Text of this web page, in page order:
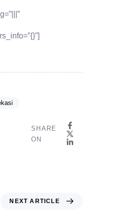
SHARE
ON
NEXT ARTICLE